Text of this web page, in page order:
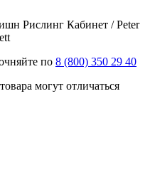
Рислинг Кабинет / Peter
по 8 (800) 350 29 40
могут отличаться